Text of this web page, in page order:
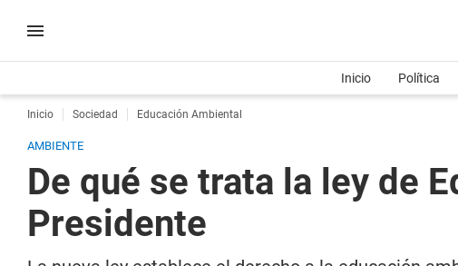
Inicio Política
Inicio Sociedad Educación Ambiental
AMBIENTE
De qué se trata la ley de
Presidente